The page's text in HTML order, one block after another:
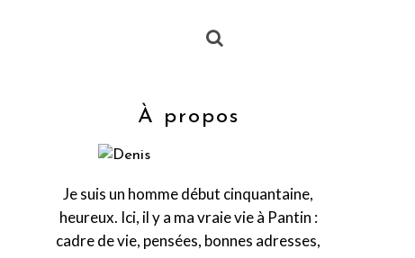
À propos
Je suis un homme début cinquantaine,
heureux. Ici, il y a ma vraie vie à Pantin :
cadre de vie, pensées, bonnes adresses,